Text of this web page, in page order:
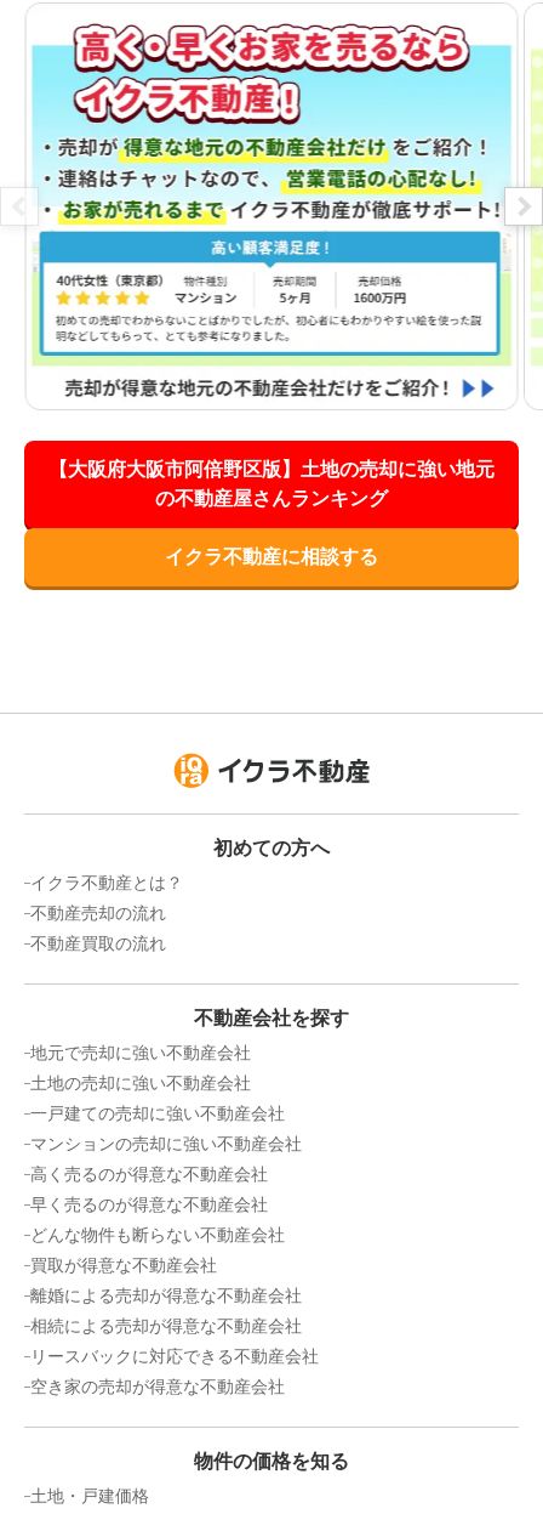
【大阪府大阪市阿倍野区版】土地の売却に強い地元
の不動産屋さんランキング
イクラ不動産に相談する
初めての方へ
イクラ不動産とは？
不動産売却の流れ
不動産買取の流れ
不動産会社を探す
地元で売却に強い不動産会社
土地の売却に強い不動産会社
一戸建ての売却に強い不動産会社
マンションの売却に強い不動産会社
高く売るのが得意な不動産会社
早く売るのが得意な不動産会社
どんな物件も断らない不動産会社
買取が得意な不動産会社
離婚による売却が得意な不動産会社
相続による売却が得意な不動産会社
リースバックに対応できる不動産会社
空き家の売却が得意な不動産会社
物件の価格を知る
土地・戸建価格